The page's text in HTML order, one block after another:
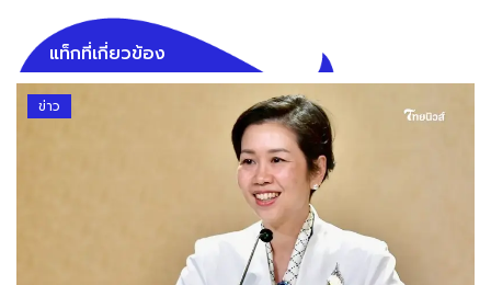
แท็กที่เกี่ยวข้อง
ข่าว